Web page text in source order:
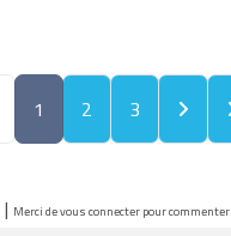
1 2 3
| Merci de vous connecter pour commenter